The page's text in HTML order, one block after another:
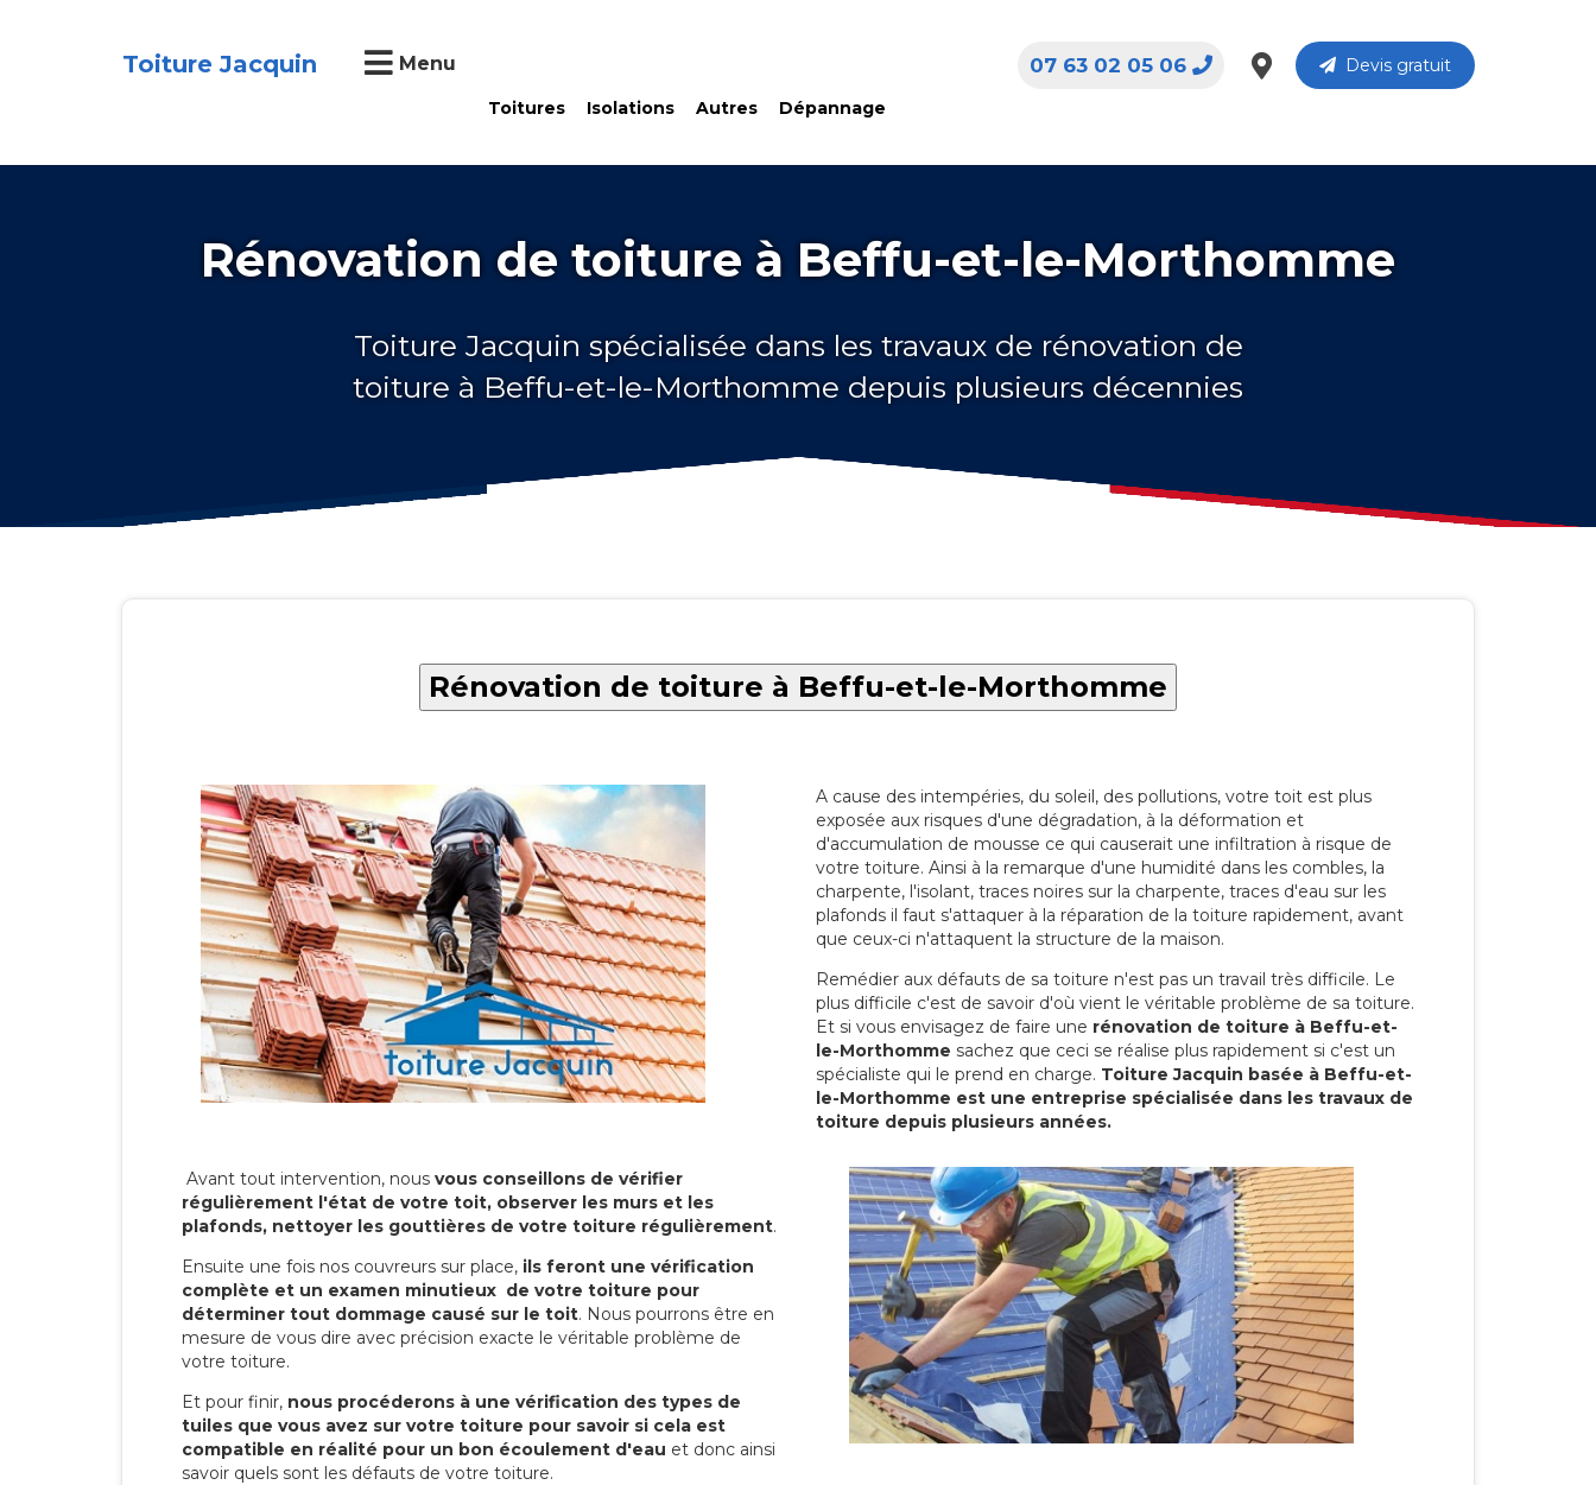
Toiture Jacquin Menu
Toitures Isolations Autres Dépannage
Devis gratuit
07 63 02 05 06
Rénovation de toiture à Beffu-et-le-Morthomme
Toiture Jacquin spécialisée dans les travaux de rénovation de
toiture à Beffu-et-le-Morthomme depuis plusieurs décennies
Rénovation de toiture à Beffu-et-le-Morthomme
A cause des intempéries, du soleil, des pollutions, votre toit est plus
exposée aux risques d'une dégradation, à la déformation et
d'accumulation de mousse ce qui causerait une infiltration à risque de
votre toiture. Ainsi à la remarque d'une humidité dans les combles, la
charpente, l'isolant, traces noires sur la charpente, traces d'eau sur les
plafonds il faut s'attaquer à la réparation de la toiture rapidement, avant
que ceux-ci n'attaquent la structure de la maison.
Remédier aux défauts de sa toiture n'est pas un travail très difficile. Le
plus difficile c'est de savoir d'où vient le véritable problème de sa toiture.
Et si vous envisagez de faire une rénovation de toiture à Beffu-et-
le-Morthomme sachez que ceci se réalise plus rapidement si c'est un
spécialiste qui le prend en charge. Toiture Jacquin basée à Beffu-et-
le-Morthomme est une entreprise spécialisée dans les travaux de
toiture depuis plusieurs années.
Avant tout intervention, nous vous conseillons de vérifier
régulièrement l'état de votre toit, observer les murs et les
plafonds, nettoyer les gouttières de votre toiture régulièrement.
Ensuite une fois nos couvreurs sur place, ils feront une vérification
complète et un examen minutieux de votre toiture pour
déterminer tout dommage causé sur le toit. Nous pourrons être en
mesure de vous dire avec précision exacte le véritable problème de
votre toiture.
Et pour finir, nous procéderons à une vérification des types de
tuiles que vous avez sur votre toiture pour savoir si cela est
compatible en réalité pour un bon écoulement d'eau et donc ainsi
savoir quels sont les défauts de votre toiture.